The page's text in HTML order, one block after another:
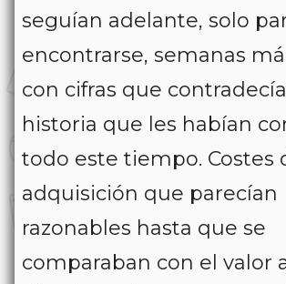
seguían adelante, solo
encontrarse, semanas
con cifras que
historia que les habían
todo este tiempo. Costes
adquisición que parecían
razonables hasta que se
comparaban con el valor